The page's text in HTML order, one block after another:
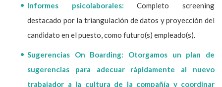
Informes psicolaborales: Completo screening
destacado por la triangulación de datos y proyección del
candidato en el puesto, como futuro(s) empleado(s).
Sugerencias On Boarding:
Otorgamos un plan de
sugerencias para adecuar rápidamente al nuevo
trabajador a la cultura de la compañía y coordinar